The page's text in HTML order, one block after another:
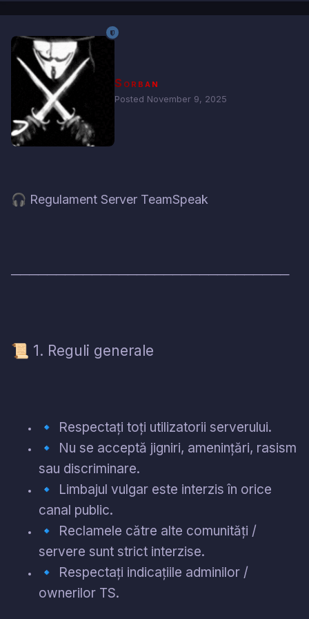
Sorban
Posted November 9, 2025
🎧 Regulament Server TeamSpeak
───────────────────────────────
📜 1. Reguli generale
🔹
Respectați toți utilizatorii serverului.
🔹
Nu se acceptă jigniri, amenințări, rasism
sau discriminare.
🔹
Limbajul vulgar este interzis în orice
canal public.
🔹
Reclamele către alte comunități /
servere sunt strict interzise.
🔹
Respectați indicațiile adminilor /
ownerilor TS.